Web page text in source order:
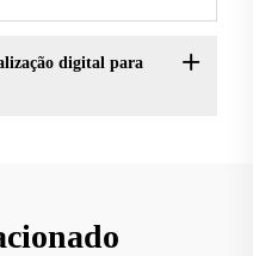
digital para